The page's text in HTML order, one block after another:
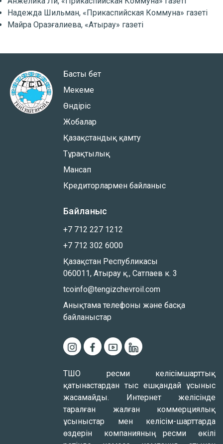
Надежда Шильман, «Прикаспийская Коммуна» газеті
Майра Оразғалиева, «Атырау» газеті
Басты бет
Мекеме
Өндіріс
Жобалар
Қазақстандық қамту
Тұрақтылық
Мансап
Кредиторлармен байланыс
Байланыс
+7 712 227 1212
+7 712 302 6000
Қазақстан Республикасы
060011, Атырау қ., Сатпаев к. 3
tcoinfo@tengizchevroil.com
Анықтама телефоны және басқа
байланыстар
ТШО ресми келісімшарттық
қатынастардан тыс ешқандай ұсыныс
жасамайды. Интернет желісінде
таралған жалған коммерциялық
ұсыныстар мен келісім-шарттарда
өздерін компанияның ресми өкілі